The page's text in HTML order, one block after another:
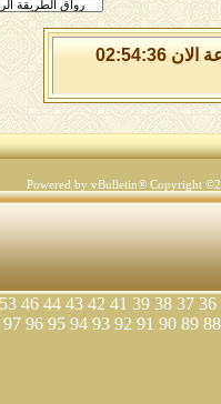
الجمعة 7 من اغسطس 2026 , الساعة الان 02:54:37
Powered by vBulletin® Copyright
36
37
38
39
41
42
43
44
46
53
88
89
90
91
92
93
94
95
96
97